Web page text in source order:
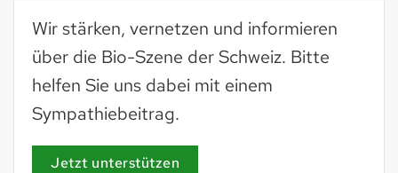
Wir stärken, vernetzen und informieren
über die Bio-Szene der Schweiz. Bitte
helfen Sie uns dabei mit einem
Sympathiebeitrag.
Jetzt unterstützen